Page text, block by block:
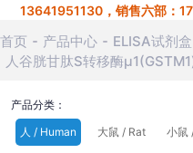
13641951130，销售六部：
首页 产品中心 ELISA试剂盒
人谷胱甘肽S转移酶
产品分类：
人 / Human
大鼠 / Rat 小鼠